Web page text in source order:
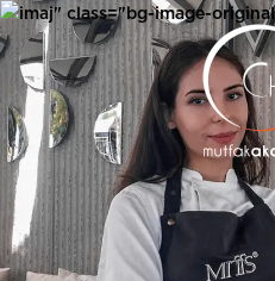
imaj" class="bg-image-